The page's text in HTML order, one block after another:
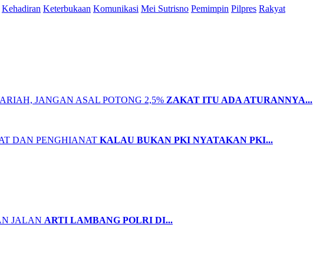
Kehadiran Keterbukaan Komunikasi Mei Sutrisno Pemimpin Pilpres Rakyat
ZAKAT ITU ADA ATURANNYA...
KALAU BUKAN PKI NYATAKAN PKI...
ARTI LAMBANG POLRI DI...